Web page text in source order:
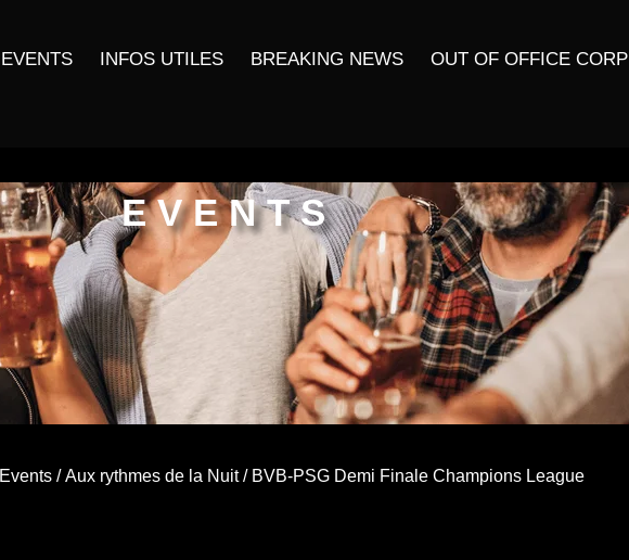
EVENTS INFOS UTILES BREAKING NEWS OUT OF OFFICE CORP
EVENTS
Events/Aux rythmes de la Nuit/ BVB-PSG Demi Finale Champions League